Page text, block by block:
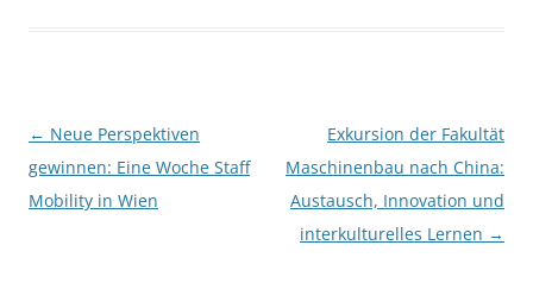
Beitragsnavigation
← Neue Perspektiven
gewinnen: Eine Woche Staff
Mobility in Wien
Exkursion der Fakultät
Maschinenbau nach China:
Austausch, Innovation und
interkulturelles Lernen →